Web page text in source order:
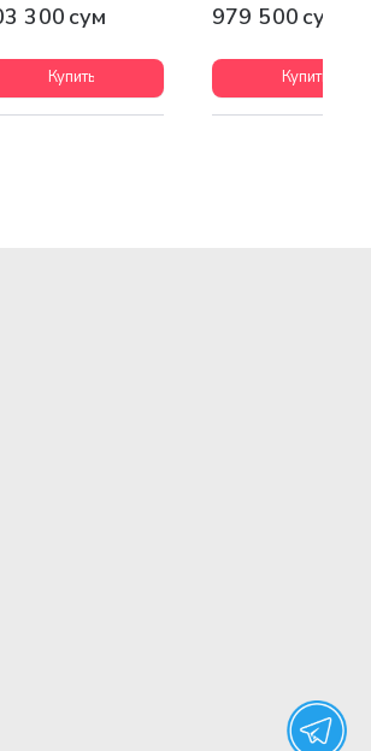
300 сум
Купить
979 500 сум
Купить